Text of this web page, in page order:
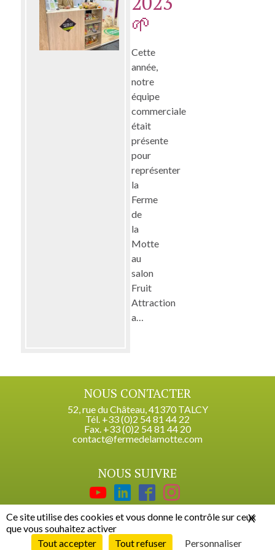
Ce site utilise des cookies et vous donne le contrôle sur ceux
que vous souhaitez activer
Tout accepter
Tout refuser Personnaliser
X
🌱
Cette
année,
notre
équipe
commerciale
était
présente
pour
représenter
la
Ferme
de
la
Motte
au
salon
Fruit
Attraction
a…
NOUS CONTACTER
52, rue du Château, 41370 TALCY
Tél. +33 (0)2 54 81 44 22
Fax. +33 (0)2 54 81 44 20
contact@fermedelamotte.com
NOUS SUIVRE
© 2026 Ferme de la Motte, tous droits réservés
Plan du site
Conditions Générales d’Utilisation
Politique de confidentialité
Gestion des cookies
Mentions légales